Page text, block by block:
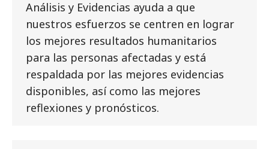
Análisis y Evidencias ayuda a que
nuestros esfuerzos se centren en lograr
los mejores resultados humanitarios
para las personas afectadas y está
respaldada por las mejores evidencias
disponibles, así como las mejores
reflexiones y pronósticos.